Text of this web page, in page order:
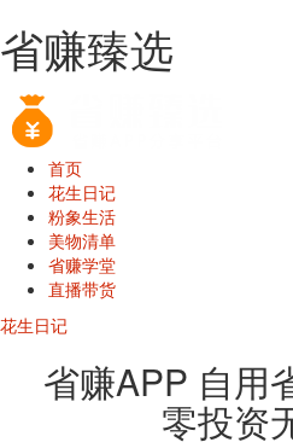
省赚臻选
首页
花生日记
粉象生活
美物清单
省赚学堂
直播带货
花生日记
省赚APP 自用
零投资